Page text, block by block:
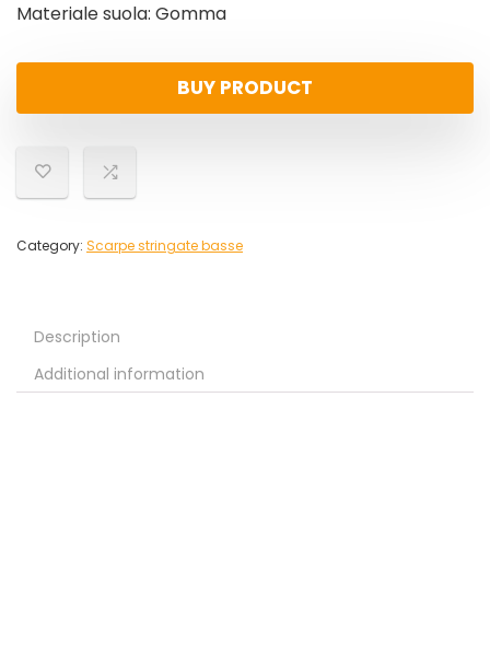
Materiale suola: Gomma
BUY PRODUCT
Category: Scarpe stringate basse
Description
Additional information